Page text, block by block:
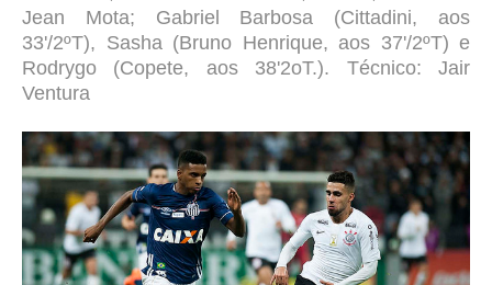
Jean Mota; Gabriel Barbosa (Cittadini, aos
33'/2ºT), Sasha (Bruno Henrique, aos 37'/2ºT) e
Rodrygo (Copete, aos 38'2oT.). Técnico: Jair
Ventura